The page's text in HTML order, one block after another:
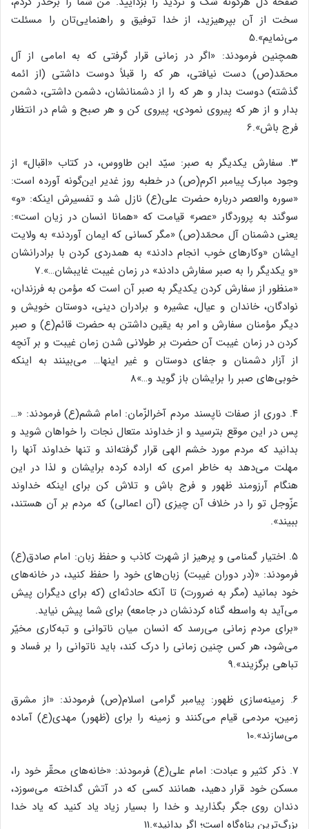
سخت از آن بپرهیزید، از خدا توفیق و راهنمایی‌تان را مسئلت
می‌نمایم».5
همچنین فرمودند: «اگر در زمانی قرار گرفتی که به امامی از آل
محمّد(ص) دست نیافتی، هر که را قبلاً دوست داشتی (از ائمه
گذشته) دوست بدار و هر که را از دشمنانشان، دشمن داشتی، دشمن
بدار و از هر که پیروی نمودی، پیروی کن و هر صبح و شام در انتظار
فرج باش».6
۳. سفارش یکدیگر به صبر: سیّد ابن طاووس، در کتاب «اقبال» از
وجود مبارک پیامبر اکرم(ص) در خطبه روز غدیر این‌گونه آورده است:
«سوره والعصر درباره حضرت علی(ع) نازل شد و تفسیرش اینکه: «و»
سوگند به پروردگار «عصر» قیامت که «همانا انسان در زیان است»:
یعنی دشمنان آل محمّد(ص) «مگر کسانی که ایمان آوردند» به ولایت
ایشان «وکارهای خوب انجام دادند» به همدردی کردن با برادرانشان
«و یکدیگر را به صبر سفارش دادند» در زمان غیبت غایبشان…».7
«منظور از سفارش کردن یکدیگر به صبر آن است که مؤمن به فرزندان،
نوادگان، خاندان و عیال، عشیره و برادران دینی، دوستان خویش و
دیگر مؤمنان سفارش و امر به یقین داشتن به حضرت قائم(ع) و صبر
کردن در زمان غیبت آن حضرت بر طولانی شدن زمان غیبت و بر آنچه
از آزار دشمنان و جفای دوستان و غیر اینها… می‌بینند به اینکه
خوبی‌های صبر را برایشان باز گوید و…»8
۴. دوری از صفات ناپسند مردم آخرالزّمان: امام ششم(ع) فرمودند: «…
پس در این موقع بترسید و از خداوند متعال نجات را خواهان شوید و
بدانید که مردم مورد خشم الهی قرار گرفته‌اند و تنها خداوند آنها را
مهلت می‌دهد به خاطر امری که اراده کرده برایشان و لذا در این
هنگام آرزومند ظهور و فرج باش و تلاش کن برای اینکه خداوند
عزّوجل تو را در خلاف آن چیزی (آن اعمالی) که مردم بر آن هستند،
ببیند».
۵. اختیار گمنامی و پرهیز از شهرت کاذب و حفظ زبان: امام صادق(ع)
فرمودند: «(در دوران غیبت) زبان‌های خود را حفظ کنید، در خانه‌های
خود بمانید (مگر به ضرورت) تا آنکه حادثه‌ای (که برای دیگران پیش
می‌آید به واسطه گناه کردنشان در جامعه) برای شما پیش نیاید.
«برای مردم زمانی می‌رسد که انسان میان ناتوانی و تبه‌کاری مخیّر
می‌شود، هر کس چنین زمانی را درک کند، باید ناتوانی را بر فساد و
تباهی برگزیند».9
۶. زمینه‌سازی ظهور: پیامبر گرامی اسلام(ص) فرمودند: «از مشرق
زمین، مردمی قیام می‌کنند و زمینه را برای (ظهور) مهدی(ع) آماده
می‌سازند».10
۷. ذکر کثیر و عبادت: امام علی(ع) فرمودند: «خانه‌های محقّر خود را،
مسکن خود قرار دهید، همانند کسی که در آتش گداخته می‌سوزد،
دندان روی جگر بگذارید و خدا را بسیار زیاد یاد کنید که یاد خدا
بزرگ‌ترین پناه‌گاه است؛ اگر بدانید».11